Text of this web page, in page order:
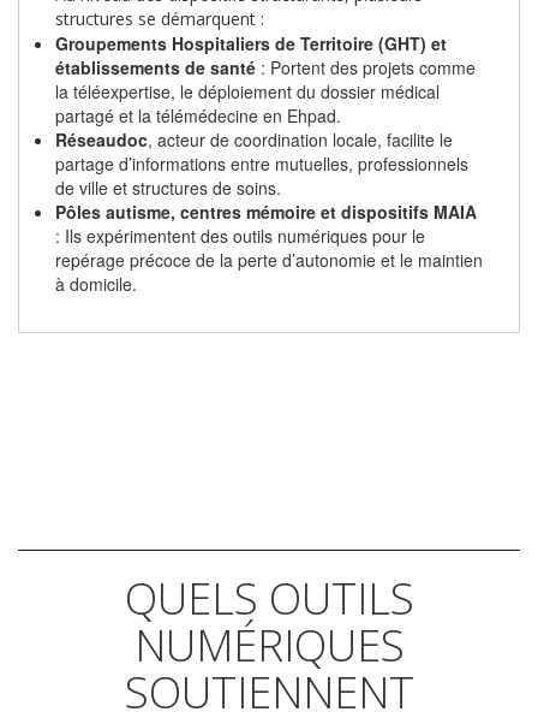
structures se démarquent :
Groupements Hospitaliers de Territoire (GHT) et
établissements de santé : Portent des projets comme
la téléexpertise, le déploiement du dossier médical
partagé et la télémédecine en Ehpad.
Réseaudoc, acteur de coordination locale, facilite le
partage d’informations entre mutuelles, professionnels
de ville et structures de soins.
Pôles autisme, centres mémoire et dispositifs MAIA
: Ils expérimentent des outils numériques pour le
repérage précoce de la perte d’autonomie et le maintien
à domicile.
QUELS OUTILS
NUMÉRIQUES
SOUTIENNENT